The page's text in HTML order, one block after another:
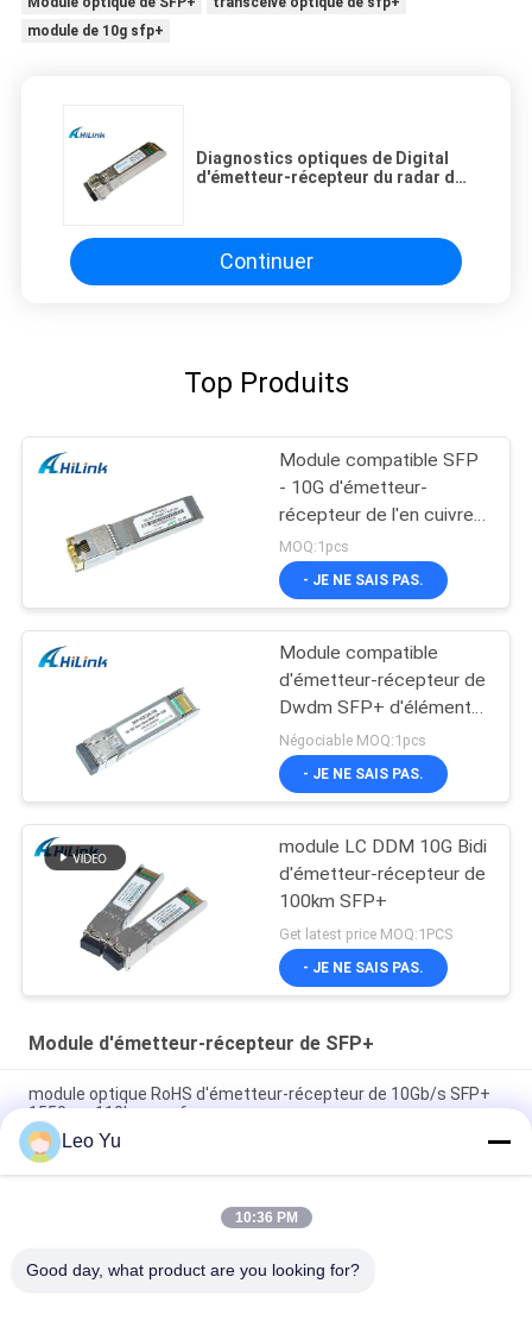
module de 10g sfp+
Diagnostics optiques de Digital
d'émetteur-récepteur du radar de
puissance faible
Continuer
Top Produits
Module compatible SFP
- 10G d'émetteur-
récepteur de l'en cuivre
SFP+ de Cisco -
connecteur de T RJ45
MOQ:1pcs
- JE NE SAIS PAS.
Module compatible
d'émetteur-récepteur de
Dwdm SFP+ d'élément
moteur 26db de Cisco
SFP 10G 100KM
Négociable MOQ:1pcs
- JE NE SAIS PAS.
module LC DDM 10G Bidi
d'émetteur-récepteur de
100km SFP+
Get latest price MOQ:1PCS
- JE NE SAIS PAS.
Module d'émetteur-récepteur de SFP+
module optique RoHS d'émetteur-récepteur de 10Gb/s SFP+
1550nm 110km conforme
Émetteur-récepteur BIDI 25 Gbps 40KM 1270/1310nm 40KM
APD LC DOM, émetteurs-récepteurs à fibre optique Ethernet
Leo Yu
10:36 PM
Good day, what product are you looking for?